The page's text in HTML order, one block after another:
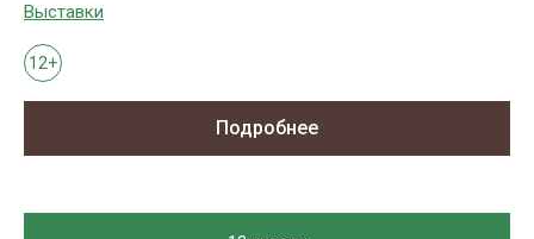
Выставки
12+
Подробнее